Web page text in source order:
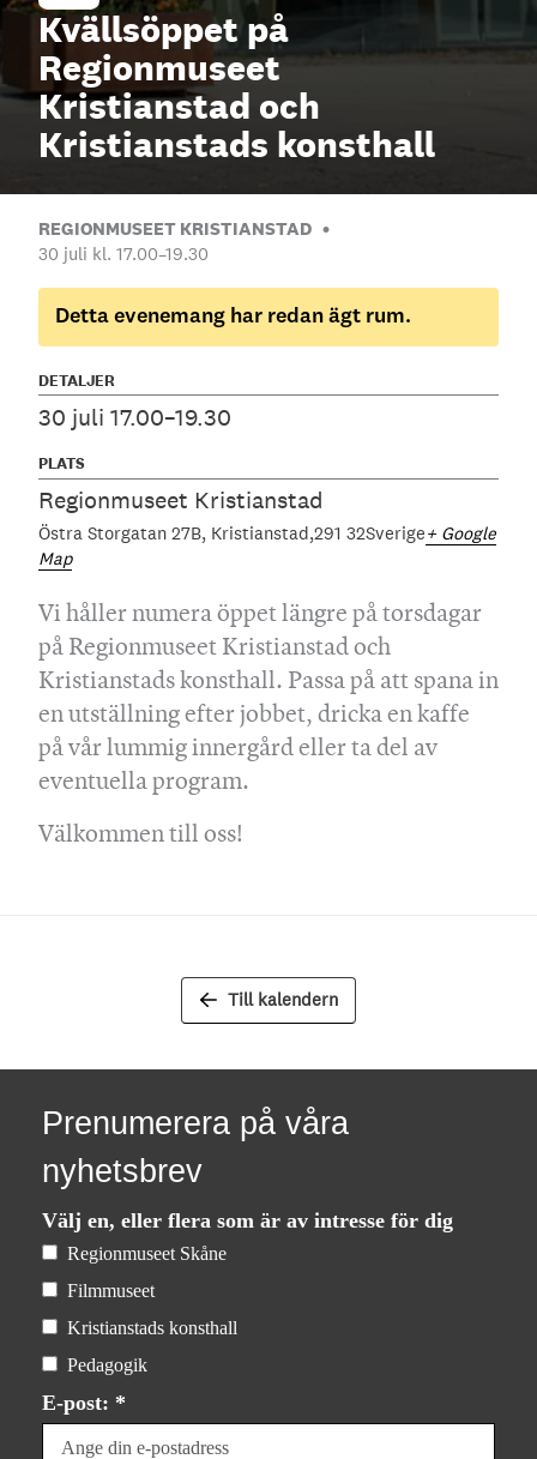
Kvällsöppet på
Regionmuseet
Kristianstad och
Kristianstads konsthall
REGIONMUSEET KRISTIANSTAD
30 juli kl. 17.00–19.30
Detta evenemang har redan ägt rum.
Vi håller numera öppet längre på torsdagar
på Regionmuseet Kristianstad och
Kristianstads konsthall. Passa på att spana in
en utställning efter jobbet, dricka en kaffe
på vår lummig innergård eller ta del av
eventuella program.
Välkommen till oss!
DETALJER
30 juli 17.00–19.30
PLATS
Regionmuseet Kristianstad
Östra Storgatan 27B Kristianstad 291 32Sverige+ Google
Map
Till kalendern
Prenumerera på våra
nyhetsbrev
Välj en, eller flera som är av intresse för dig
Regionmuseet Skåne
Filmmuseet
Kristianstads konsthall
Pedagogik
E-post: *